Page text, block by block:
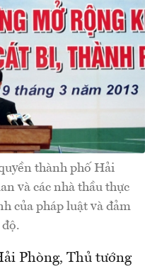
thành phố Hải
và các nhà thầu thực
của pháp luật và đảm
độ.
Phòng, Thủ tướng